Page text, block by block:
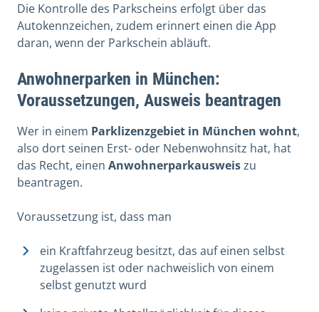
Die Kontrolle des Parkscheins erfolgt über das
Autokennzeichen, zudem erinnert einen die App
daran, wenn der Parkschein abläuft.
Anwohnerparken in München:
Voraussetzungen, Ausweis beantragen
Wer in einem Parklizenzgebiet in München wohnt,
also dort seinen Erst- oder Nebenwohnsitz hat, hat
das Recht, einen Anwohnerparkausweiszu
beantragen.
Voraussetzung ist, dass man
ein Kraftfahrzeug besitzt, das auf einen selbst
zugelassen ist oder nachweislich von einem
selbst genutzt wurd